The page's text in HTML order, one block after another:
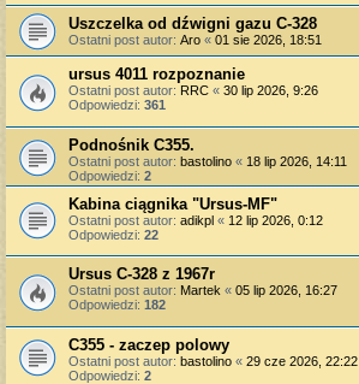
Uszczelka od dźwigni gazu C-328
Ostatni post autor: Aro « 01 sie 2026, 18:51
ursus 4011 rozpoznanie
Ostatni post autor: RRC « 30 lip 2026, 9:26
Odpowiedzi: 361
Podnośnik C355.
Ostatni post autor: bastolino « 18 lip 2026, 14:11
Odpowiedzi: 2
Kabina ciągnika "Ursus-MF"
Ostatni post autor: adikpl « 12 lip 2026, 0:12
Odpowiedzi: 22
Ursus C-328 z 1967r
Ostatni post autor: Martek « 05 lip 2026, 16:27
Odpowiedzi: 182
C355 - zaczep polowy
Ostatni post autor: bastolino « 29 cze 2026, 22:22
Odpowiedzi: 2